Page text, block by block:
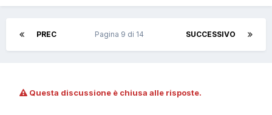
PREC SUCCESSIVO
Pagina 9 di 14
Questa discussione è chiusa alle risposte.